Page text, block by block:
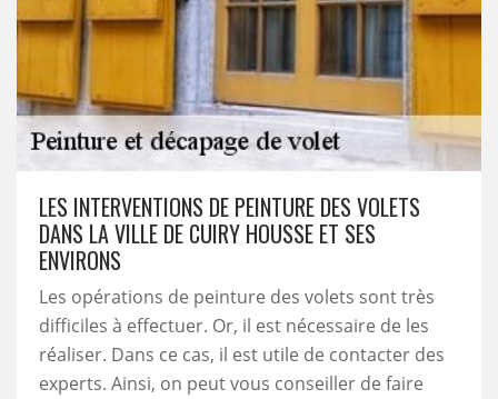
LES INTERVENTIONS DE PEINTURE DES VOLETS
DANS LA VILLE DE CUIRY HOUSSE ET SES
ENVIRONS
Les opérations de peinture des volets sont très
difficiles à effectuer. Or, il est nécessaire de les
réaliser. Dans ce cas, il est utile de contacter des
experts. Ainsi, on peut vous conseiller de faire